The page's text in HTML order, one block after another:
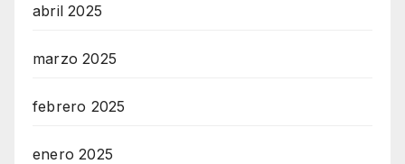
abril 2025
marzo 2025
febrero 2025
enero 2025